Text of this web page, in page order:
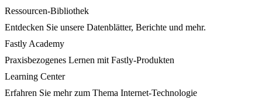
Ressourcen-Bibliothek
Entdecken Sie unsere Datenblätter, Berichte und mehr.
Fastly Academy
Praxisbezogenes Lernen mit Fastly-Produkten
Learning Center
Erfahren Sie mehr zum Thema Internet-Technologie